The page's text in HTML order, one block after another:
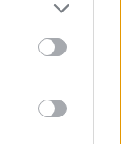
more Google
may click to
tags to
below Google
ρωσικές
29